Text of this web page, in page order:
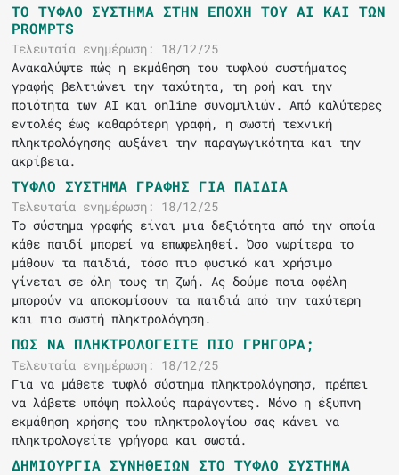
ΤΟ ΤΥΦΛΌ ΣΎΣΤΗΜΑ ΣΤΗΝ ΕΠΟΧΉ ΤΟΥ AI ΚΑΙ ΤΩΝ
PROMPTS
Τελευταία ενημέρωση: 18/12/25
Ανακαλύψτε πώς η εκμάθηση του τυφλού συστήματος
γραφής βελτιώνει την ταχύτητα, τη ροή και την
ποιότητα των AI και online συνομιλιών. Από καλύτερες
εντολές έως καθαρότερη γραφή, η σωστή τεχνική
πληκτρολόγησης αυξάνει την παραγωγικότητα και την
ακρίβεια.
ΤΥΦΛΌ ΣΎΣΤΗΜΑ ΓΡΑΦΉΣ ΓΙΑ ΠΑΙΔΙΆ
Τελευταία ενημέρωση: 18/12/25
Το σύστημα γραφής είναι μια δεξιότητα από την οποία
κάθε παιδί μπορεί να επωφεληθεί. Όσο νωρίτερα το
μάθουν τα παιδιά, τόσο πιο φυσικό και χρήσιμο
γίνεται σε όλη τους τη ζωή. Ας δούμε ποια οφέλη
μπορούν να αποκομίσουν τα παιδιά από την ταχύτερη
και πιο σωστή πληκτρολόγηση.
ΠΏΣ ΝΑ ΠΛΗΚΤΡΟΛΟΓΕΊΤΕ ΠΙΟ ΓΡΉΓΟΡΑ;
Τελευταία ενημέρωση: 18/12/25
Για να μάθετε τυφλό σύστημα πληκτρολόγησησ, πρέπει
να λάβετε υπόψη πολλούς παράγοντες. Μόνο η έξυπνη
εκμάθηση χρήσης του πληκτρολογίου σας κάνει να
πληκτρολογείτε γρήγορα και σωστά.
ΔΗΜΙΟΥΡΓΊΑ ΣΥΝΗΘΕΙΏΝ ΣΤΟ ΤΥΦΛΌ ΣΎΣΤΗΜΑ